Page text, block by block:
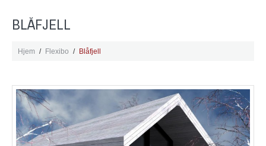
BLÅFJELL
Hjem Flexibo Blåfjell